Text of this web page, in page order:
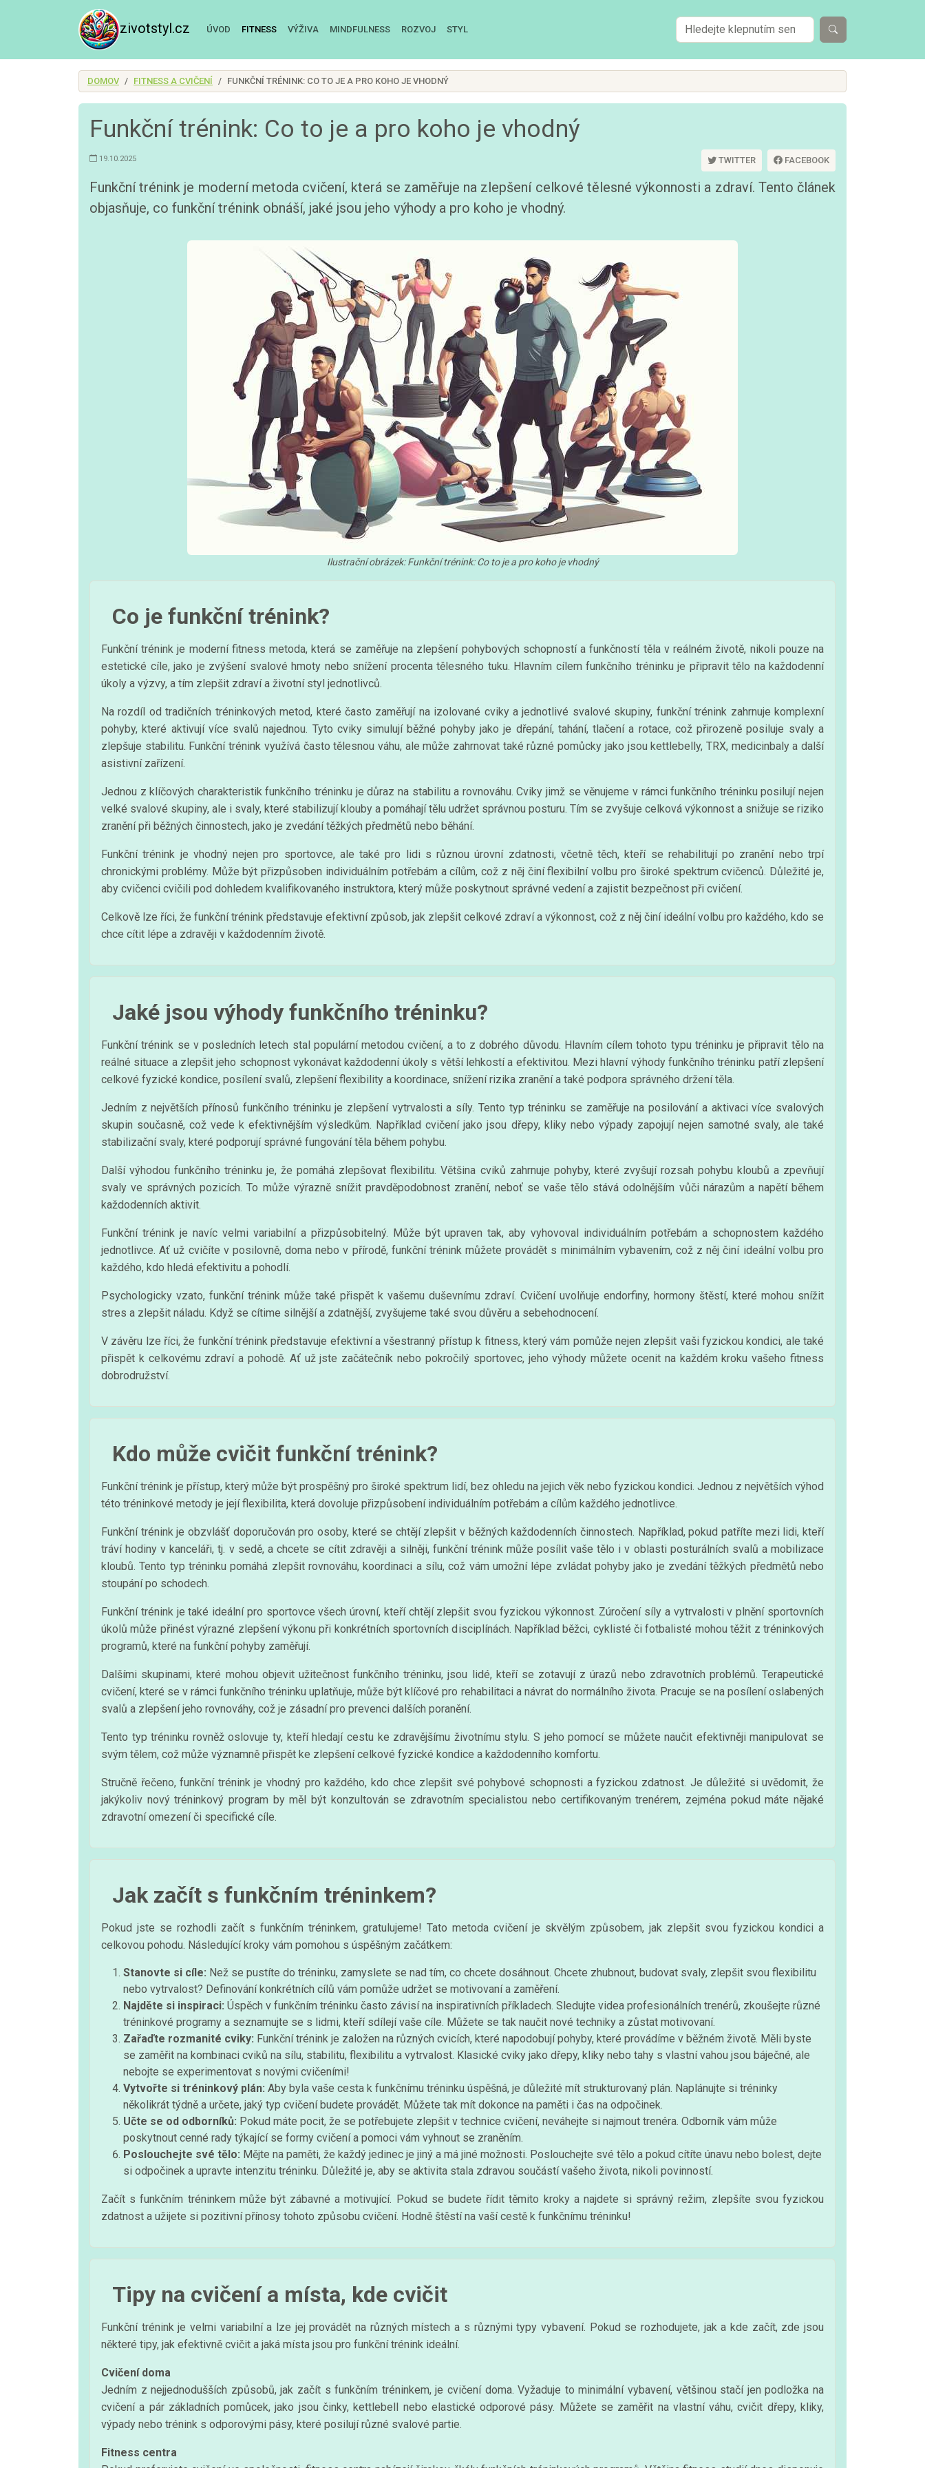
zivotstyl.cz ÚVOD FITNESS VÝŽIVA MINDFULNESS ROZVOJ STYL
DOMOV FITNESS A CVIČENÍ FUNKČNÍ TRÉNINK: CO TO JE A PRO KOHO JE VHODNÝ
Funkční trénink: Co to je a pro koho je vhodný
19.10.2025 TWITTER FACEBOOK
Funkční trénink je moderní metoda cvičení, která se zaměřuje na zlepšení celkové tělesné výkonnosti a zdraví. Tento článek
objasňuje, co funkční trénink obnáší, jaké jsou jeho výhody a pro koho je vhodný.
Ilustrační obrázek: Funkční trénink: Co to je a pro koho je vhodný
Co je funkční trénink?
Funkční trénink je moderní fitness metoda, která se zaměřuje na zlepšení pohybových schopností a funkčností těla v reálném životě, nikoli pouze na
estetické cíle, jako je zvýšení svalové hmoty nebo snížení procenta tělesného tuku. Hlavním cílem funkčního tréninku je připravit tělo na každodenní
úkoly a výzvy, a tím zlepšit zdraví a životní styl jednotlivců.
Na rozdíl od tradičních tréninkových metod, které často zaměřují na izolované cviky a jednotlivé svalové skupiny, funkční trénink zahrnuje komplexní
pohyby, které aktivují více svalů najednou. Tyto cviky simulují běžné pohyby jako je dřepání, tahání, tlačení a rotace, což přirozeně posiluje svaly a
zlepšuje stabilitu. Funkční trénink využívá často tělesnou váhu, ale může zahrnovat také různé pomůcky jako jsou kettlebelly, TRX, medicinbaly a další
asistivní zařízení.
Jednou z klíčových charakteristik funkčního tréninku je důraz na stabilitu a rovnováhu. Cviky jimž se věnujeme v rámci funkčního tréninku posilují nejen
velké svalové skupiny, ale i svaly, které stabilizují klouby a pomáhají tělu udržet správnou posturu. Tím se zvyšuje celková výkonnost a snižuje se riziko
zranění při běžných činnostech, jako je zvedání těžkých předmětů nebo běhání.
Funkční trénink je vhodný nejen pro sportovce, ale také pro lidi s různou úrovní zdatnosti, včetně těch, kteří se rehabilitují po zranění nebo trpí
chronickými problémy. Může být přizpůsoben individuálním potřebám a cílům, což z něj činí flexibilní volbu pro široké spektrum cvičenců. Důležité je,
aby cvičenci cvičili pod dohledem kvalifikovaného instruktora, který může poskytnout správné vedení a zajistit bezpečnost při cvičení.
Celkově lze říci, že funkční trénink představuje efektivní způsob, jak zlepšit celkové zdraví a výkonnost, což z něj činí ideální volbu pro každého, kdo se
chce cítit lépe a zdravěji v každodenním životě.
Jaké jsou výhody funkčního tréninku?
Funkční trénink se v posledních letech stal populární metodou cvičení, a to z dobrého důvodu. Hlavním cílem tohoto typu tréninku je připravit tělo na
reálné situace a zlepšit jeho schopnost vykonávat každodenní úkoly s větší lehkostí a efektivitou. Mezi hlavní výhody funkčního tréninku patří zlepšení
celkové fyzické kondice, posílení svalů, zlepšení flexibility a koordinace, snížení rizika zranění a také podpora správného držení těla.
Jedním z největších přínosů funkčního tréninku je zlepšení vytrvalosti a síly. Tento typ tréninku se zaměřuje na posilování a aktivaci více svalových
skupin současně, což vede k efektivnějším výsledkům. Například cvičení jako jsou dřepy, kliky nebo výpady zapojují nejen samotné svaly, ale také
stabilizační svaly, které podporují správné fungování těla během pohybu.
Další výhodou funkčního tréninku je, že pomáhá zlepšovat flexibilitu. Většina cviků zahrnuje pohyby, které zvyšují rozsah pohybu kloubů a zpevňují
svaly ve správných pozicích. To může výrazně snížit pravděpodobnost zranění, neboť se vaše tělo stává odolnějším vůči nárazům a napětí během
každodenních aktivit.
Funkční trénink je navíc velmi variabilní a přizpůsobitelný. Může být upraven tak, aby vyhovoval individuálním potřebám a schopnostem každého
jednotlivce. Ať už cvičíte v posilovně, doma nebo v přírodě, funkční trénink můžete provádět s minimálním vybavením, což z něj činí ideální volbu pro
každého, kdo hledá efektivitu a pohodlí.
Psychologicky vzato, funkční trénink může také přispět k vašemu duševnímu zdraví. Cvičení uvolňuje endorfiny, hormony štěstí, které mohou snížit
stres a zlepšit náladu. Když se cítime silnější a zdatnější, zvyšujeme také svou důvěru a sebehodnocení.
V závěru lze říci, že funkční trénink představuje efektivní a všestranný přístup k fitness, který vám pomůže nejen zlepšit vaši fyzickou kondici, ale také
přispět k celkovému zdraví a pohodě. Ať už jste začátečník nebo pokročilý sportovec, jeho výhody můžete ocenit na každém kroku vašeho fitness
dobrodružství.
Kdo může cvičit funkční trénink?
Funkční trénink je přístup, který může být prospěšný pro široké spektrum lidí, bez ohledu na jejich věk nebo fyzickou kondici. Jednou z největších výhod
této tréninkové metody je její flexibilita, která dovoluje přizpůsobení individuálním potřebám a cílům každého jednotlivce.
Funkční trénink je obzvlášť doporučován pro osoby, které se chtějí zlepšit v běžných každodenních činnostech. Například, pokud patříte mezi lidi, kteří
tráví hodiny v kanceláři, tj. v sedě, a chcete se cítit zdravěji a silněji, funkční trénink může posílit vaše tělo i v oblasti posturálních svalů a mobilizace
kloubů. Tento typ tréninku pomáhá zlepšit rovnováhu, koordinaci a sílu, což vám umožní lépe zvládat pohyby jako je zvedání těžkých předmětů nebo
stoupání po schodech.
Funkční trénink je také ideální pro sportovce všech úrovní, kteří chtějí zlepšit svou fyzickou výkonnost. Zúročení síly a vytrvalosti v plnění sportovních
úkolů může přinést výrazné zlepšení výkonu při konkrétních sportovních disciplínách. Například běžci, cyklisté či fotbalisté mohou těžit z tréninkových
programů, které na funkční pohyby zaměřují.
Dalšími skupinami, které mohou objevit užitečnost funkčního tréninku, jsou lidé, kteří se zotavují z úrazů nebo zdravotních problémů. Terapeutické
cvičení, které se v rámci funkčního tréninku uplatňuje, může být klíčové pro rehabilitaci a návrat do normálního života. Pracuje se na posílení oslabených
svalů a zlepšení jeho rovnováhy, což je zásadní pro prevenci dalších poranění.
Tento typ tréninku rovněž oslovuje ty, kteří hledají cestu ke zdravějšímu životnímu stylu. S jeho pomocí se můžete naučit efektivněji manipulovat se
svým tělem, což může významně přispět ke zlepšení celkové fyzické kondice a každodenního komfortu.
Stručně řečeno, funkční trénink je vhodný pro každého, kdo chce zlepšit své pohybové schopnosti a fyzickou zdatnost. Je důležité si uvědomit, že
jakýkoliv nový tréninkový program by měl být konzultován se zdravotním specialistou nebo certifikovaným trenérem, zejména pokud máte nějaké
zdravotní omezení či specifické cíle.
Jak začít s funkčním tréninkem?
Pokud jste se rozhodli začít s funkčním tréninkem, gratulujeme! Tato metoda cvičení je skvělým způsobem, jak zlepšit svou fyzickou kondici a
celkovou pohodu. Následující kroky vám pomohou s úspěšným začátkem:
Stanovte si cíle: Než se pustíte do tréninku, zamyslete se nad tím, co chcete dosáhnout. Chcete zhubnout, budovat svaly, zlepšit svou flexibilitu
nebo vytrvalost? Definování konkrétních cílů vám pomůže udržet se motivovaní a zaměření.
Najděte si inspiraci: Úspěch v funkčním tréninku často závisí na inspirativních příkladech. Sledujte videa profesionálních trenérů, zkoušejte různé
tréninkové programy a seznamujte se s lidmi, kteří sdílejí vaše cíle. Můžete se tak naučit nové techniky a zůstat motivovaní.
Zařaďte rozmanité cviky: Funkční trénink je založen na různých cvicích, které napodobují pohyby, které provádíme v běžném životě. Měli byste
se zaměřit na kombinaci cviků na sílu, stabilitu, flexibilitu a vytrvalost. Klasické cviky jako dřepy, kliky nebo tahy s vlastní vahou jsou báječné, ale
nebojte se experimentovat s novými cvičeními!
Vytvořte si tréninkový plán: Aby byla vaše cesta k funkčnímu tréninku úspěšná, je důležité mít strukturovaný plán. Naplánujte si tréninky
několikrát týdně a určete, jaký typ cvičení budete provádět. Můžete tak mít dokonce na paměti i čas na odpočinek.
Učte se od odborníků: Pokud máte pocit, že se potřebujete zlepšit v technice cvičení, neváhejte si najmout trenéra. Odborník vám může
poskytnout cenné rady týkající se formy cvičení a pomoci vám vyhnout se zraněním.
Poslouchejte své tělo: Mějte na paměti, že každý jedinec je jiný a má jiné možnosti. Poslouchejte své tělo a pokud cítíte únavu nebo bolest, dejte
si odpočinek a upravte intenzitu tréninku. Důležité je, aby se aktivita stala zdravou součástí vašeho života, nikoli povinností.
Začít s funkčním tréninkem může být zábavné a motivující. Pokud se budete řídit těmito kroky a najdete si správný režim, zlepšíte svou fyzickou
zdatnost a užijete si pozitivní přínosy tohoto způsobu cvičení. Hodně štěstí na vaší cestě k funkčnímu tréninku!
Tipy na cvičení a místa, kde cvičit
Funkční trénink je velmi variabilní a lze jej provádět na různých místech a s různými typy vybavení. Pokud se rozhodujete, jak a kde začít, zde jsou
některé tipy, jak efektivně cvičit a jaká místa jsou pro funkční trénink ideální.
Cvičení doma
Jedním z nejjednodušších způsobů, jak začít s funkčním tréninkem, je cvičení doma. Vyžaduje to minimální vybavení, většinou stačí jen podložka na
cvičení a pár základních pomůcek, jako jsou činky, kettlebell nebo elastické odporové pásy. Můžete se zaměřit na vlastní váhu, cvičit dřepy, kliky,
výpady nebo trénink s odporovými pásy, které posilují různé svalové partie.
Fitness centra